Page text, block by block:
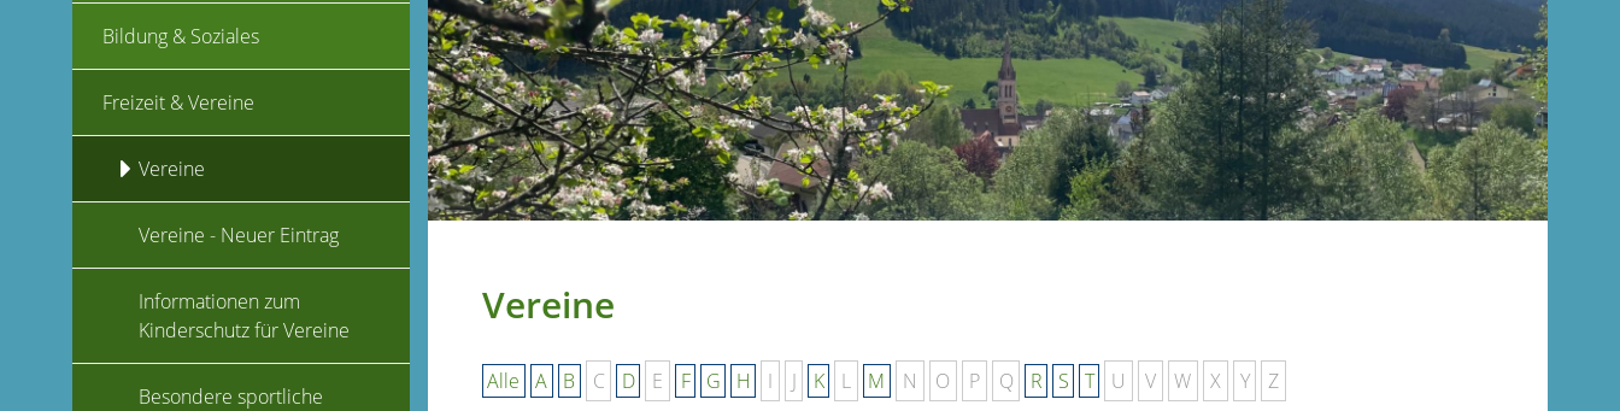
Vereine
Alle A B C D E F G H I J K L M N O P Q R S T U V W X Y Z
Bildung & Soziales
Freizeit & Vereine
Vereine
Vereine - Neuer Eintrag
Informationen zum
Kinderschutz für Vereine
Besondere sportliche